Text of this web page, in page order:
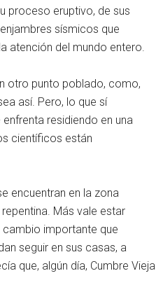
proceso eruptivo, de sus
sísmicos que
atención del mundo entero.
otro punto poblado, como,
así. Pero, lo que sí
residiendo en una
científicos están
encuentran en la zona
Más vale estar
importante que
seguir en sus casas, a
que, algún día, Cumbre Vieja